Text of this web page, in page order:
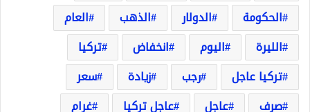
الحكومة
الدولار الذهب
العام
الليرة
اليوم انخفاض
تركيا
تركيا عاجل
رجب زيادة
سعر
صرف
عاجل عاجل تركيا
غرام